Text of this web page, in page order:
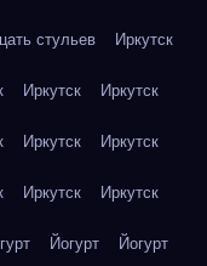
стульев Иркутск
Иркутск Иркутск
Иркутск Иркутск
Иркутск Иркутск
Йогурт Йогурт